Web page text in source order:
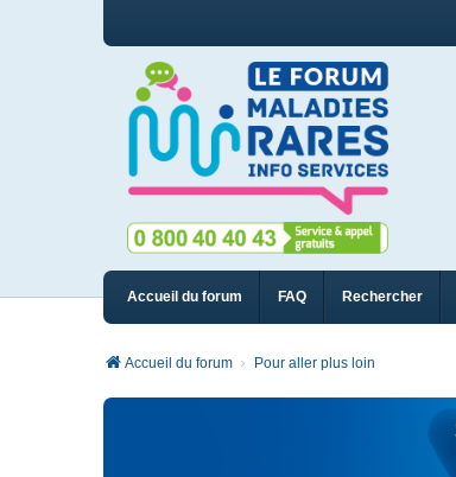
Accueil du forum FAQ Rechercher
Accueil du forum Pour aller plus loin